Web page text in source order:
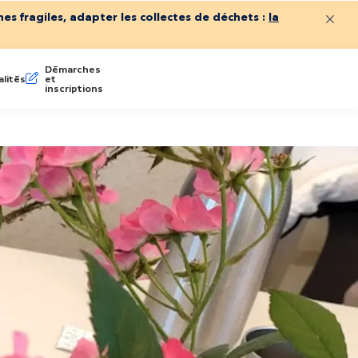
fragiles, adapter les collectes de déchets :
la
Démarches
et
inscriptions